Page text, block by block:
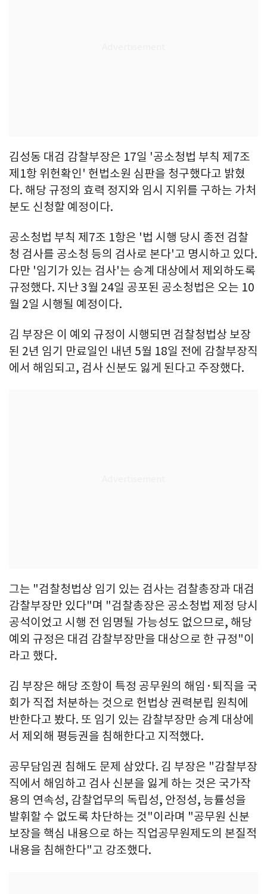
김성동 대검 감찰부장은 17일 '공소청법 부칙 제7조
제1항 위헌확인' 헌법소원 심판을 청구했다고 밝혔
다. 해당 규정의 효력 정지와 임시 지위를 구하는 가처
분도 신청할 예정이다.
공소청법 부칙 제7조 1항은 '법 시행 당시 종전 검찰
청 검사를 공소청 등의 검사로 본다'고 명시하고 있다.
다만 '임기가 있는 검사'는 승계 대상에서 제외하도록
규정했다. 지난 3월 24일 공포된 공소청법은 오는 10
월 2일 시행될 예정이다.
김 부장은 이 예외 규정이 시행되면 검찰청법상 보장
된 2년 임기 만료일인 내년 5월 18일 전에 감찰부장직
에서 해임되고, 검사 신분도 잃게 된다고 주장했다.
그는 "검찰청법상 임기 있는 검사는 검찰총장과 대검
감찰부장만 있다"며 "검찰총장은 공소청법 제정 당시
공석이었고 시행 전 임명될 가능성도 없으므로, 해당
예외 규정은 대검 감찰부장만을 대상으로 한 규정"이
라고 했다.
김 부장은 해당 조항이 특정 공무원의 해임·퇴직을 국
회가 직접 처분하는 것으로 헌법상 권력분립 원칙에
반한다고 봤다. 또 임기 있는 감찰부장만 승계 대상에
서 제외해 평등권을 침해한다고 지적했다.
공무담임권 침해도 문제 삼았다. 김 부장은 "감찰부장
직에서 해임하고 검사 신분을 잃게 하는 것은 국가작
용의 연속성, 감찰업무의 독립성, 안정성, 능률성을
발휘할 수 없도록 차단하는 것"이라며 "공무원 신분
보장을 핵심 내용으로 하는 직업공무원제도의 본질적
내용을 침해한다"고 강조했다.